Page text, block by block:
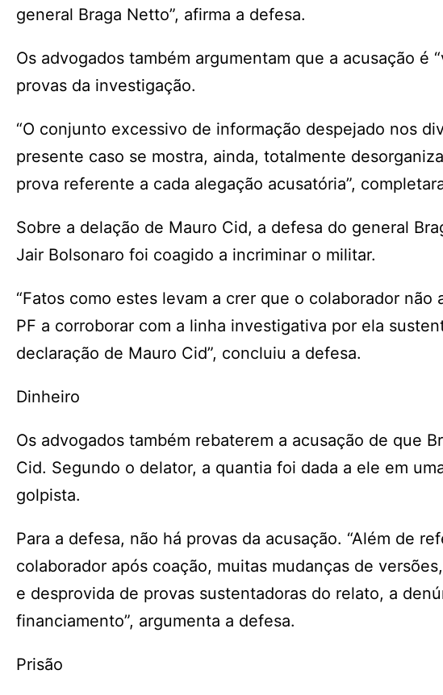
general Braga Netto”, afirma a defesa.
Os advogados também argumentam que a acusação é
provas da investigação.
“O conjunto excessivo de informação despejado nos
presente caso se mostra, ainda, totalmente
prova referente a cada alegação acusatória”,
Sobre a delação de Mauro Cid, a defesa do general
Jair Bolsonaro foi coagido a incriminar o militar.
“Fatos como estes levam a crer que o colaborador
PF a corroborar com a linha investigativa por ela
declaração de Mauro Cid”, concluiu a defesa.
Dinheiro
Os advogados também rebaterem a acusação de que
Cid. Segundo o delator, a quantia foi dada a ele em
golpista.
Para a defesa, não há provas da acusação. “Além de
colaborador após coação, muitas mudanças de
e desprovida de provas sustentadoras do relato, a
financiamento”, argumenta a defesa.
Prisão